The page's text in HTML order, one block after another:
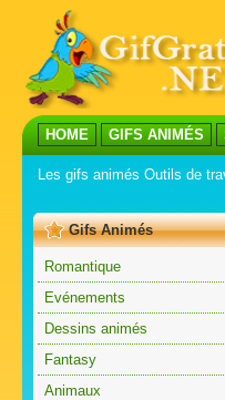
HOME GIFS ANIMÉS
Les gifs animés Outils de
Gifs Animés
Romantique
Evénements
Dessins animés
Fantasy
Animaux